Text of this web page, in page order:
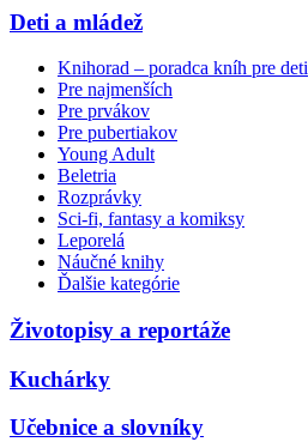
Deti a mládež
Knihorad – poradca kníh pre deti
Pre najmenších
Pre prvákov
Pre pubertiakov
Young Adult
Beletria
Rozprávky
Sci-fi, fantasy a komiksy
Leporelá
Náučné knihy
Ďalšie kategórie
Životopisy a reportáže
Kuchárky
Učebnice a slovníky